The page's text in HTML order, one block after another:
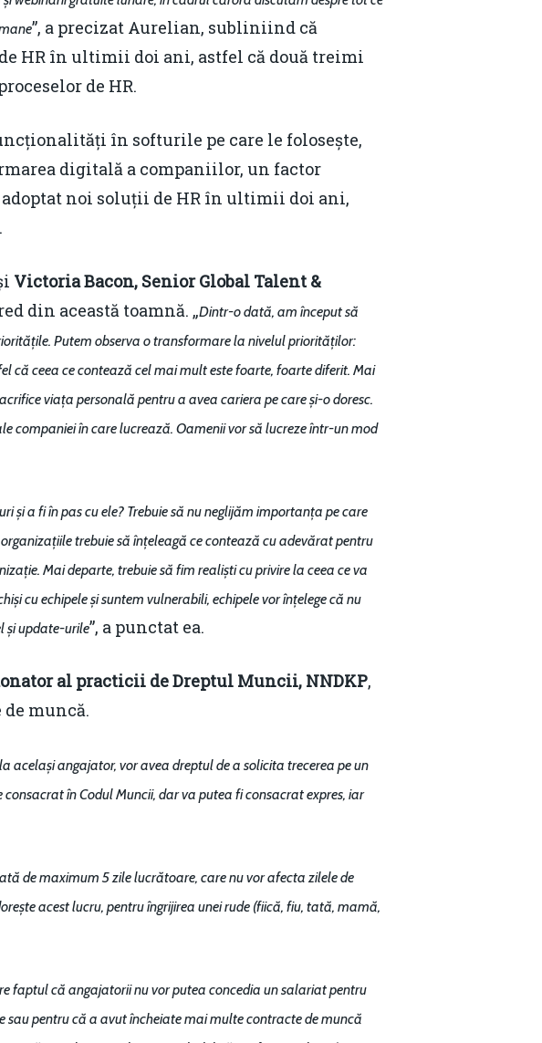
”, a precizat Aurelian, subliniind că
HR în ultimii doi ani, astfel că două treimi
de HR.
în softurile pe care le folosește,
digitală a companiilor, un factor
noi soluții de HR în ultimii doi ani,
Victoria Bacon, Senior Global Talent &
din această toamnă. „Dintr-o dată, am început să
Putem observa o transformare la nivelul priorităților:
că ceea ce contează cel mai mult este foarte, foarte diferit. Mai
viața personală pentru a avea cariera pe care și-o doresc.
companiei în care lucrează. Oamenii vor să lucreze într-un mod
și a fi în pas cu ele? Trebuie să nu neglijăm importanța pe care
trebuie să înțeleagă ce contează cu adevărat pentru
Mai departe, trebuie să fim realiști cu privire la ceea ce va
cu echipele și suntem vulnerabili, echipele vor înțelege că nu
și update-urile”, a punctat ea.
al practicii de Dreptul Muncii, NNDKP,
muncă.
același angajator, vor avea dreptul de a solicita trecerea pe un
în Codul Muncii, dar va putea fi consacrat expres, iar
de maximum 5 zile lucrătoare, care nu vor afecta zilele de
acest lucru, pentru îngrijirea unei rude (fiică, fiu, tată, mamă,
faptul că angajatorii nu vor putea concedia un salariat pentru
pentru că a avut încheiate mai multe contracte de muncă